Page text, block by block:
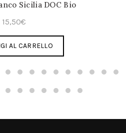
Sicilia DOC Bio
15,50€
AL CARRELLO